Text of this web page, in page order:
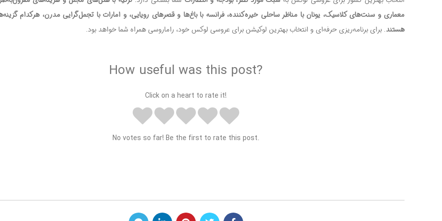
معماری و سنت‌های کلاسیک، یونان با مناظر ساحلی خیره‌کننده، فرانسه با باغ‌ها و قصرهای رویایی، و امارات با تجمل‌گرایی مدرن، هرکدام
هستند. برای برنامه‌ریزی حرفه‌ای و انتخاب بهترین لوکیشن برای عروسی لوکس خود، راماروسی همراه شما خواهد بود.
How useful was this post?
Click on a heart to rate it!
No votes so far! Be the first to rate this post.